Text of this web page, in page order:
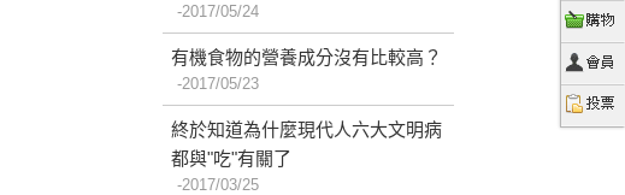
2017/05/24
有機食物的營養成分沒有比較高？
2017/05/23
終於知道為什麼現代人六大文明病
都與"吃"有關了
2017/03/25